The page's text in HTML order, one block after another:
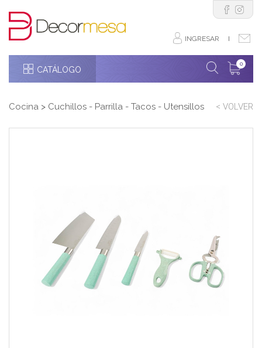
INGRESAR I
CATÁLOGO
0
Cocina > Cuchillos - Parrilla - Tacos - Utensillos < VOLVER